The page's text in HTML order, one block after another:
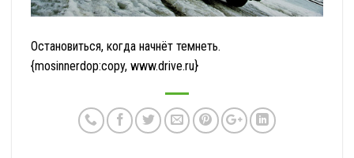
Остановиться, когда начнёт темнеть.
{mosinnerdop:copy, www.drive.ru}